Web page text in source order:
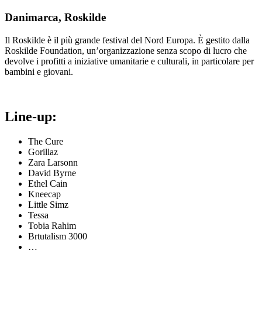
Danimarca, Roskilde
Il Roskilde è il più grande festival del Nord Europa. È gestito dalla
Roskilde Foundation, un’organizzazione senza scopo di lucro che
devolve i profitti a iniziative umanitarie e culturali, in particolare per
bambini e giovani.
Line-up:
The Cure
Gorillaz
Zara Larsonn
David Byrne
Ethel Cain
Kneecap
Little Simz
Tessa
Tobia Rahim
Brtutalism 3000
…